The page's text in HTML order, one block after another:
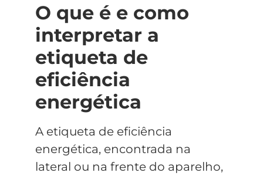
O que é e como
interpretar a
etiqueta de
eficiência
energética
A etiqueta de eficiência
energética, encontrada na
lateral ou na frente do aparelho,